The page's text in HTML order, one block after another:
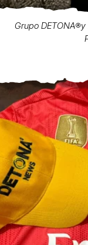
Grupo